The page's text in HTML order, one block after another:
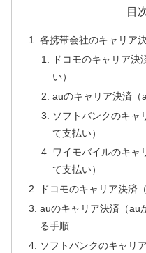
目
各携帯会社のキャリア
ドコモのキャリア
い）
auのキャリア決済（
ソフトバンクのキャ
て支払い）
ワイモバイルのキャ
て支払い）
ドコモのキャリア決済
auのキャリア決済（au
る手順
ソフトバンクのキャリ